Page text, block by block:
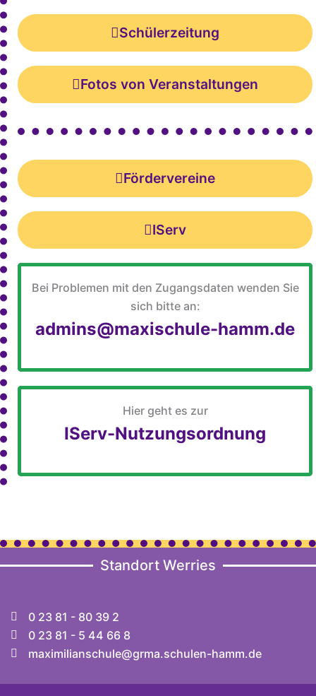
Schülerzeitung
Fotos von Veranstaltungen
Fördervereine
IServ
Bei Problemen mit den Zugangsdaten wenden Sie
sich bitte an:
admins@maxischule-hamm.de
Hier geht es zur
IServ-Nutzungsordnung
Standort Werries
0 23 81 - 80 39 2
0 23 81 - 5 44 66 8
maximilianschule@grma.schulen-hamm.de